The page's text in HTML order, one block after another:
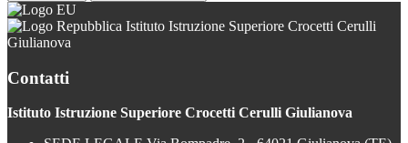
Istituto Istruzione Superiore Crocetti Cerulli
Giulianova
Contatti
Istituto Istruzione Superiore Crocetti Cerulli Giulianova